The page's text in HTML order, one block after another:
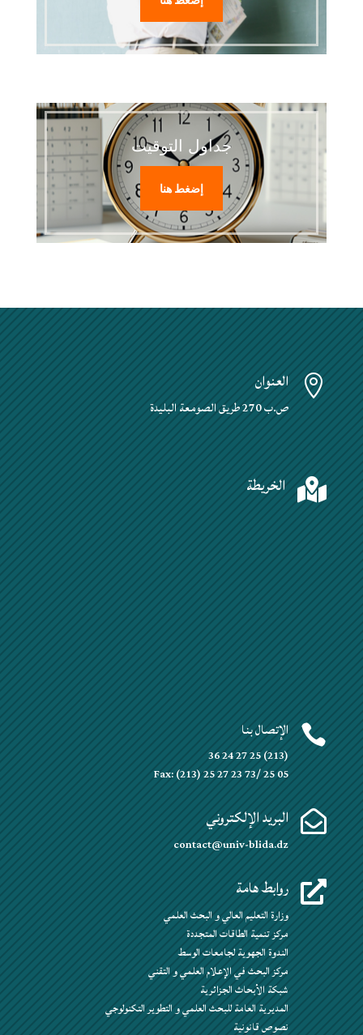
جداول التوقيت
إضغط هنا
 العنوان
ص.ب 270 طريق الصومعة البليدة
 الخريطة
 الإتصال بنا
(213) 25 27 24 36
Fax: (213) 25 27 23 73/ 25 05
 البريد الإلكتروني
contact@univ-blida.dz
 روابط هامة
وزارة التعليم العالي و البحث العلمي
مركز تنمية الطاقات المتجددة
الندوة الجهوية لجامعات الوسط
مركز البحث في الإعلام العلمي و التقني
شبكة الأبحاث الجزائرية
المديرية العامة للبحث العلمي و التطوير التكنولوجي
نصوص قانونية